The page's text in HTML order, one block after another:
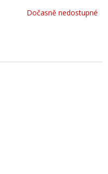
Dočasně nedostupné